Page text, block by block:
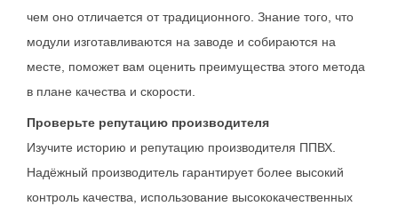
чем оно отличается от традиционного. Знание того, что
модули изготавливаются на заводе и собираются на
месте, поможет вам оценить преимущества этого метода
в плане качества и скорости.
Проверьте репутацию производителя
Изучите историю и репутацию производителя ППВХ.
Надёжный производитель гарантирует более высокий
контроль качества, использование высококачественных